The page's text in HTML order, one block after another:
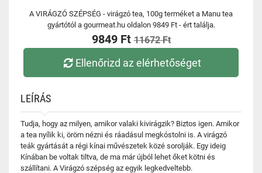
A VIRÁGZÓ SZÉPSÉG - virágzó tea, 100g terméket a Manu tea
gyártótól a gourmeat.hu oldalon 9849 Ft - ért találja.
9849 Ft11672 Ft
Ellenőrizd az elérhetőséget
LEÍRÁS
Tudja, hogy az milyen, amikor valaki kivirágzik? Biztos igen. Amikor
a tea nyílik ki, öröm nézni és ráadásul megkóstolni is. A virágzó
teák gyártását a régi kínai művészetek közé sorolják. Egy ideig
Kínában be voltak tiltva, de ma már újból lehet őket kötni és
szállítani. A Virágzó szépség az egyik legkedveltebb.